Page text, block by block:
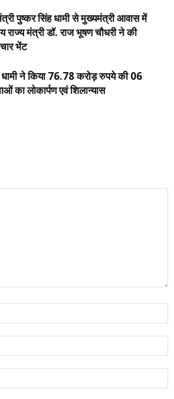
पुष्कर सिंह धामी से मुख्यमंत्री आवास में
राज्य मंत्री डॉ. राज भूषण चौधरी ने की
भेंट
धामी ने किया 76.78 करोड़ रुपये की 06
का लोकार्पण एवं शिलान्यास